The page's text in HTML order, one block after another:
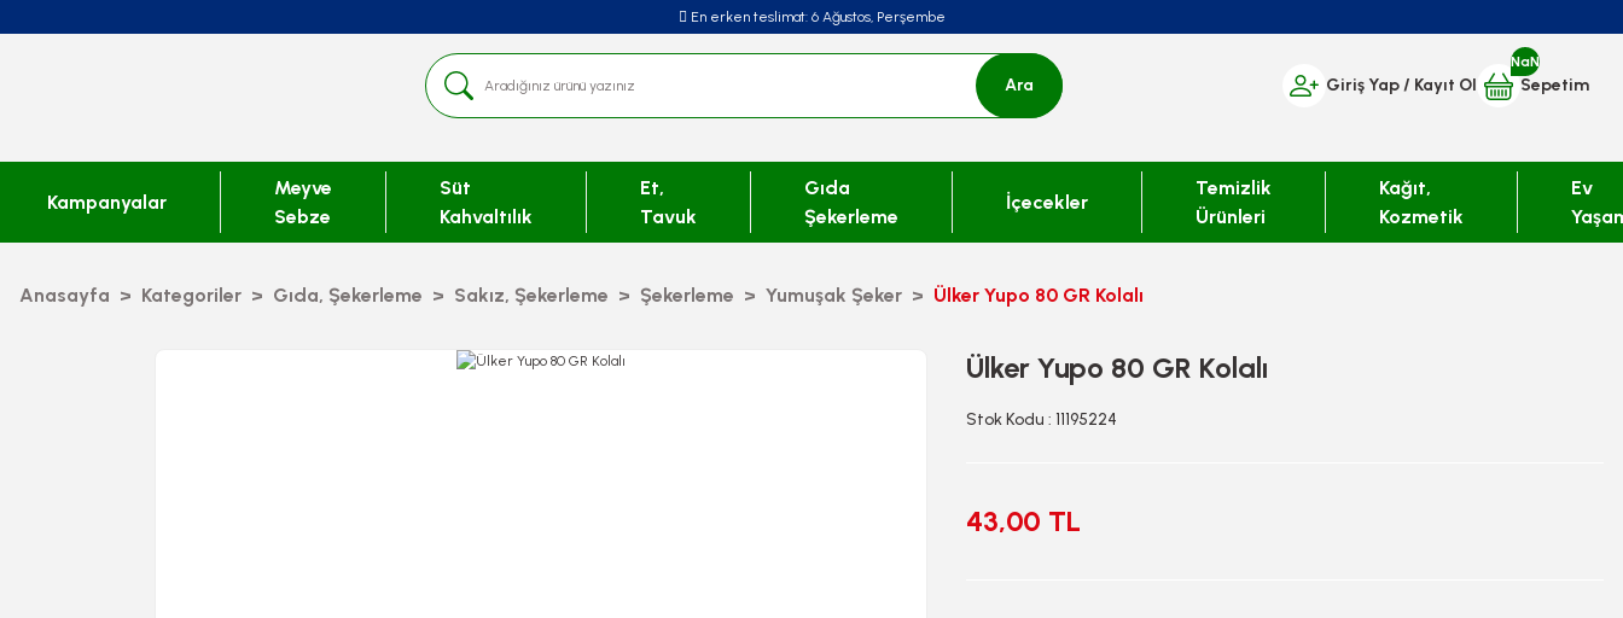
En erken teslimat: 6 Ağustos, Perşembe
Ara Giriş Yap/ Kayıt Ol
NaN
Sepetim
Kampanyalar
Meyve
Sebze
Süt
Kahvaltılık
Et,
Tavuk
Gıda
Şekerleme
İçecekler
Temizlik
Ürünleri
Kağıt,
Kozmetik
Ev
Anasayfa Kategoriler Gıda, Şekerleme Sakız, Şekerleme Şekerleme Yumuşak Şeker Ülker Yupo 80 GR Kolalı
Ülker Yupo 80 GR Kolalı
Stok Kodu : 11195224
43,00 TL